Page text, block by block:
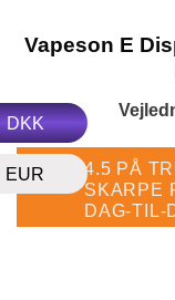
DKK
EUR
Vapeson E
4.5 PÅ
SKARPE
DAG-TIL-